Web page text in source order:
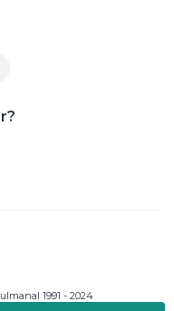
1991 - 2024